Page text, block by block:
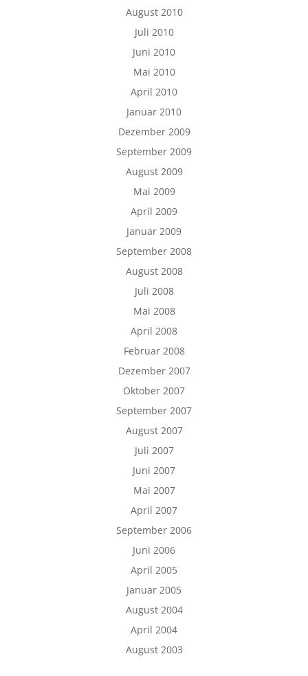
August 2010
Juli 2010
Juni 2010
Mai 2010
April 2010
Januar 2010
Dezember 2009
September 2009
August 2009
Mai 2009
April 2009
Januar 2009
September 2008
August 2008
Juli 2008
Mai 2008
April 2008
Februar 2008
Dezember 2007
Oktober 2007
September 2007
August 2007
Juli 2007
Juni 2007
Mai 2007
April 2007
September 2006
Juni 2006
April 2005
Januar 2005
August 2004
April 2004
August 2003